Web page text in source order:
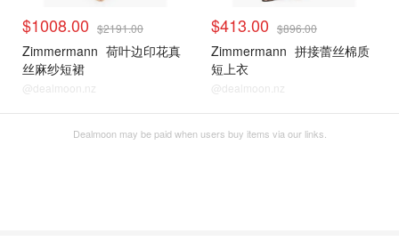
$1008.00 $2191.00
Zimmermann 荷叶边印花真
丝麻纱短裙
@dealmoon.nz
$413.00 $896.00
Zimmermann 拼接蕾丝棉质
短上衣
@dealmoon.nz
Dealmoon may be paid when users buy items via our links.